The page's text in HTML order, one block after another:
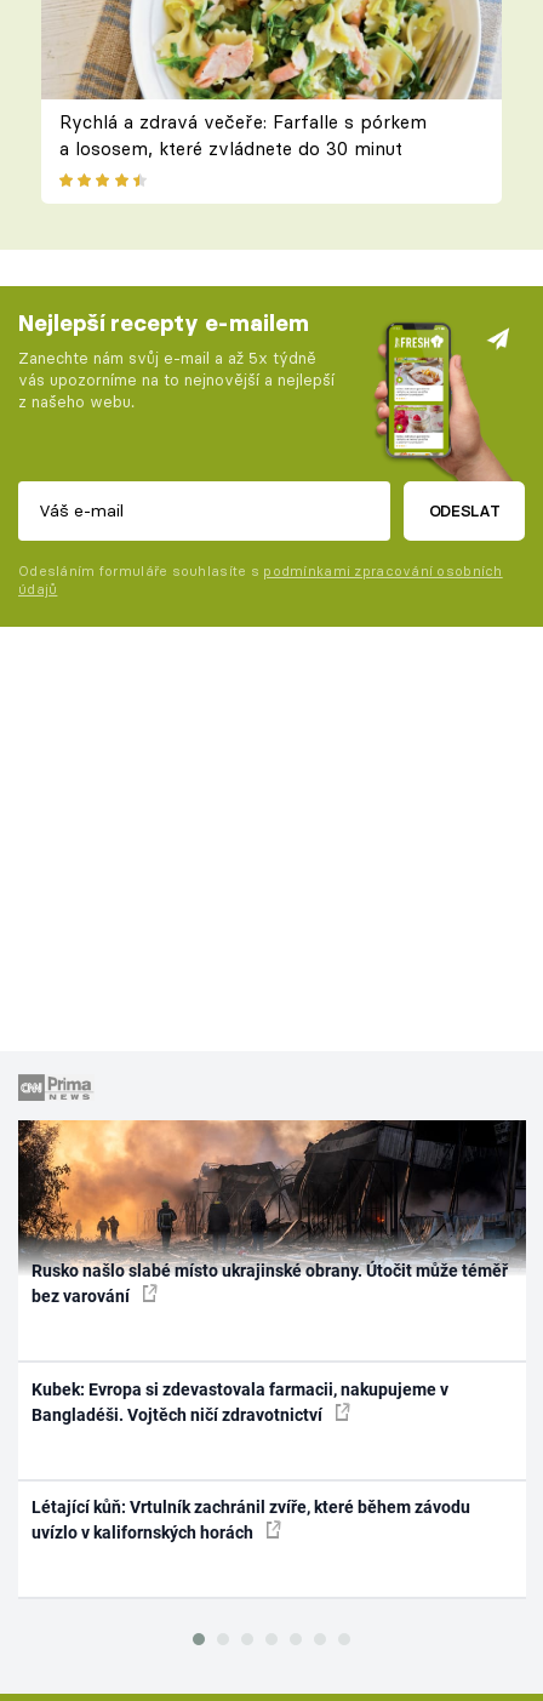
Rychlá a zdravá večeře: Farfalle s pórkem
a lososem, které zvládnete do 30 minut
Nejlepší recepty e-mailem
Zanechte nám svůj e-mail a až 5x týdně
vás upozorníme na to nejnovější a nejlepší
z našeho webu.
ODESLAT
Odesláním formuláře souhlasíte s podmínkami zpracování osobních
údajů
Rusko našlo slabé místo ukrajinské obrany. Útočit může téměř
bez varování
Kubek: Evropa si zdevastovala farmacii, nakupujeme v
Bangladéši. Vojtěch ničí zdravotnictví
Létající kůň: Vrtulník zachránil zvíře, které během závodu
uvízlo v kalifornských horách